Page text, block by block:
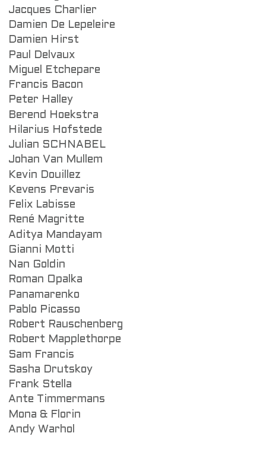
Jacques Charlier
Damien De Lepeleire
Damien Hirst
Paul Delvaux
Miguel Etchepare
Francis Bacon
Peter Halley
Berend Hoekstra
Hilarius Hofstede
Julian SCHNABEL
Johan Van Mullem
Kevin Douillez
Kevens Prevaris
Felix Labisse
René Magritte
Aditya Mandayam
Gianni Motti
Nan Goldin
Roman Opalka
Panamarenko
Pablo Picasso
Robert Rauschenberg
Robert Mapplethorpe
Sam Francis
Sasha Drutskoy
Frank Stella
Ante Timmermans
Mona & Florin
Andy Warhol